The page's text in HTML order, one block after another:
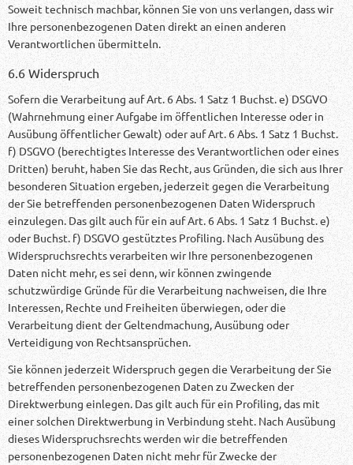
Soweit technisch machbar, können Sie von uns verlangen, dass wir
Ihre personenbezogenen Daten direkt an einen anderen
Verantwortlichen übermitteln.
6.6 Widerspruch
Sofern die Verarbeitung auf Art. 6 Abs. 1 Satz 1 Buchst. e) DSGVO
(Wahrnehmung einer Aufgabe im öffentlichen Interesse oder in
Ausübung öffentlicher Gewalt) oder auf Art. 6 Abs. 1 Satz 1 Buchst.
f) DSGVO (berechtigtes Interesse des Verantwortlichen oder eines
Dritten) beruht, haben Sie das Recht, aus Gründen, die sich aus Ihrer
besonderen Situation ergeben, jederzeit gegen die Verarbeitung
der Sie betreffenden personenbezogenen Daten Widerspruch
einzulegen. Das gilt auch für ein auf Art. 6 Abs. 1 Satz 1 Buchst. e)
oder Buchst. f) DSGVO gestütztes Profiling. Nach Ausübung des
Widerspruchsrechts verarbeiten wir Ihre personenbezogenen
Daten nicht mehr, es sei denn, wir können zwingende
schutzwürdige Gründe für die Verarbeitung nachweisen, die Ihre
Interessen, Rechte und Freiheiten überwiegen, oder die
Verarbeitung dient der Geltendmachung, Ausübung oder
Verteidigung von Rechtsansprüchen.
Sie können jederzeit Widerspruch gegen die Verarbeitung der Sie
betreffenden personenbezogenen Daten zu Zwecken der
Direktwerbung einlegen. Das gilt auch für ein Profiling, das mit
einer solchen Direktwerbung in Verbindung steht. Nach Ausübung
dieses Widerspruchsrechts werden wir die betreffenden
personenbezogenen Daten nicht mehr für Zwecke der